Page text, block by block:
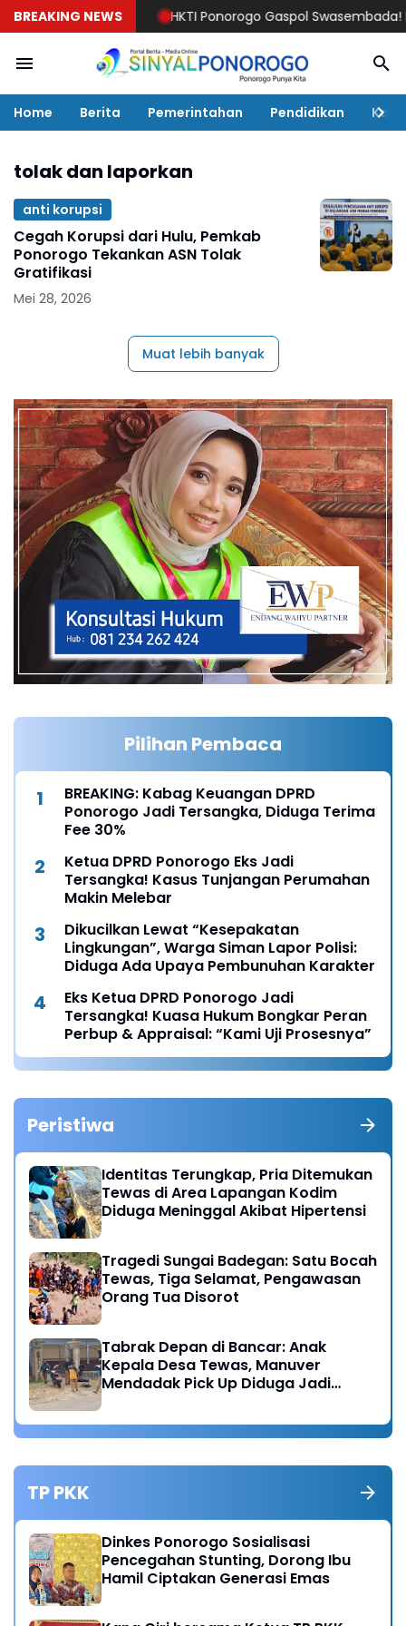
BREAKING NEWS HKTI Ponorogo Gaspol Swasembada!
Home Berita Pemerintahan Pendidikan
tolak dan laporkan
anti korupsi
Cegah Korupsi dari Hulu, Pemkab
Ponorogo Tekankan ASN Tolak
Gratifikasi
Mei 28, 2026
Muat lebih banyak
Pilihan Pembaca
BREAKING: Kabag Keuangan DPRD
Ponorogo Jadi Tersangka, Diduga Terima
Fee 30%
Ketua DPRD Ponorogo Eks Jadi
Tersangka! Kasus Tunjangan Perumahan
Makin Melebar
Dikucilkan Lewat “Kesepakatan
Lingkungan”, Warga Siman Lapor Polisi:
Diduga Ada Upaya Pembunuhan Karakter
Eks Ketua DPRD Ponorogo Jadi
Tersangka! Kuasa Hukum Bongkar Peran
Perbup & Appraisal: “Kami Uji Prosesnya”
Peristiwa
Identitas Terungkap, Pria Ditemukan
Tewas di Area Lapangan Kodim
Diduga Meninggal Akibat Hipertensi
Tragedi Sungai Badegan: Satu Bocah
Tewas, Tiga Selamat, Pengawasan
Orang Tua Disorot
Tabrak Depan di Bancar: Anak
Kepala Desa Tewas, Manuver
Mendadak Pick Up Diduga Jadi
TP PKK
Dinkes Ponorogo Sosialisasi
Pencegahan Stunting, Dorong Ibu
Hamil Ciptakan Generasi Emas